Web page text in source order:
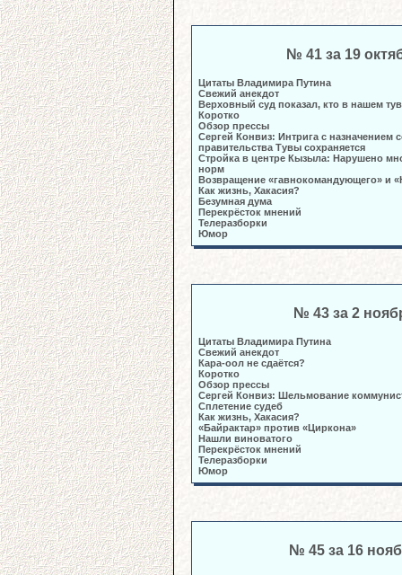
№ 41 за 19
Цитаты Владимира Путина
Свежий анекдот
Верховный суд показал, кто в нашем
Коротко
Обзор прессы
Сергей Конвиз: Интрига с назначением
правительства Тувы сохраняется
Стройка в центре Кызыла: Нарушено
норм
Возвращение «гавнокомандующего» и
Как жизнь, Хакасия?
Безумная дума
Перекрёсток мнений
Телеразборки
Юмор
№ 43 за 2
Цитаты Владимира Путина
Свежий анекдот
Кара-оол не сдаётся?
Коротко
Обзор прессы
Сергей Конвиз: Шельмование
Сплетение судеб
Как жизнь, Хакасия?
«Байрактар» против «Циркона»
Нашли виноватого
Перекрёсток мнений
Телеразборки
Юмор
№ 45 за 16